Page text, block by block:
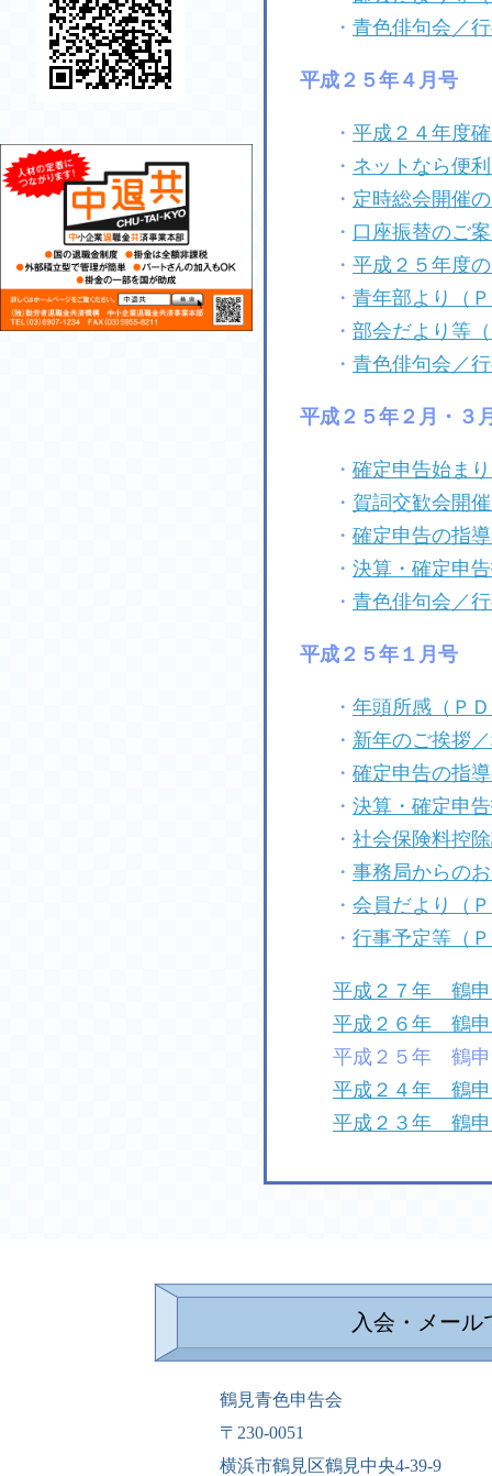
・ 青色俳句会／
平成２５年４月号
・ 平成２４年度
・ ネットなら便
・ 定時総会開催
・ 口座振替のご
・ 平成２５年度
・ 青年部より（
・ 部会だより等
・ 青色俳句会／
平成２５年２月・３
・ 確定申告始ま
・ 賀詞交歓会開
・ 確定申告の指
・ 決算・確定申
・ 青色俳句会／
平成２５年１月号
・ 年頭所感（Ｐ
・ 新年のご挨拶
・ 確定申告の指
・ 決算・確定申
・ 社会保険料控
・ 事務局からの
・ 会員だより（
・ 行事予定等（
平成２７年 鶴申
平成２６年 鶴申
平成２５年 鶴申
平成２４年 鶴申
平成２３年 鶴申
入会・メー
鶴見青色申告会
〒230-0051
横浜市鶴見区鶴見中央4-39-9